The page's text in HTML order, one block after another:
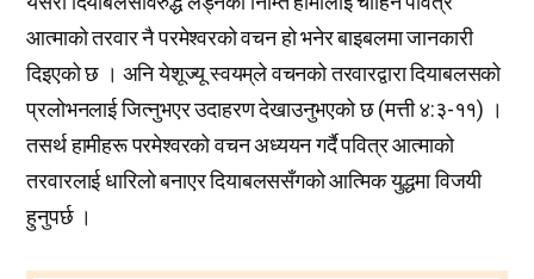
आत्माको तरवार नै परमेश्वरको वचन हो भनेर बाइबलमा जानकारी
दिइएको छ । अनि येशूज्यू स्वयम्‌ले वचनको तरवारद्वारा दियाबलसको
प्रलोभनलाई जित्नुभएर उदाहरण देखाउनुभएको छ (मत्ती ४:३-११) ।
तसर्थ हामीहरू परमेश्वरको वचन अध्ययन गर्दै पवित्र आत्माको
तरवारलाई धारिलो बनाएर दियाबलससँगको आत्मिक युद्धमा विजयी
हुनुपर्छ ।